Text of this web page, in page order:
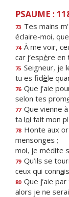
PSAUME :
73 Tes mains
éclaire-moi,
74 À me voir,
car j’espère en
75 Seigneur, je
tu es fidèle
76 Que j’aie
selon tes prom
77 Que vienne
ta loi fait mon
78 Honte aux
mensonges ;
moi, je médite
79 Qu’ils se
ceux qui conna
80 Que j’aie
alors je ne